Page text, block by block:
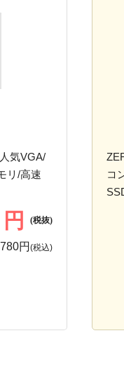
気VGA/
リ/高速
円 (税抜)
円 (税込)
コ